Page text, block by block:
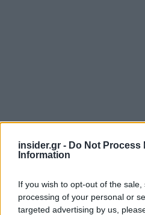
insider.gr - Do Not Process
Information
If you wish to opt-out of the
processing of your personal or
targeted advertising by us,
Διαβάζονται αυτή τη
συμβόλαια του 2025 για
ΕΝΦΙΑ